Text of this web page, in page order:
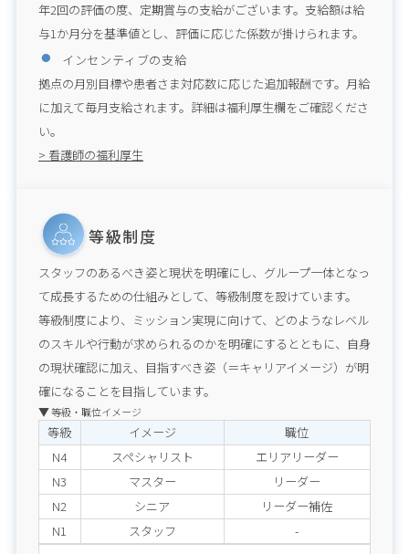
年2回の評価の度、定期賞与の支給がございます。支給額は給
与1か月分を基準値とし、評価に応じた係数が掛けられます。
インセンティブの支給
拠点の月別目標や患者さま対応数に応じた追加報酬です。月給
に加えて毎月支給されます。詳細は福利厚生欄をご確認くださ
い。
> 看護師の福利厚生
等級制度
スタッフのあるべき姿と現状を明確にし、グループ一体となっ
て成長するための仕組みとして、等級制度を設けています。
等級制度により、ミッション実現に向けて、どのようなレベル
のスキルや行動が求められるのかを明確にするとともに、自身
の現状確認に加え、目指すべき姿（＝キャリアイメージ）が明
確になることを目指しています。
等級・職位イメージ
等級 イメージ
職位
N4
スペシャリスト
エリアリーダー
N3
マスター
リーダー
N2
シニア
リーダー補佐
N1
スタッフ -